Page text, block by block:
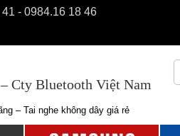
- 0984.16 18 46
Cty Bluetooth Việt Nam
– Tai nghe không dây giá rẻ